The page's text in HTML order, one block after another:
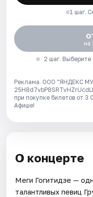
1 шаг.
на
2 шаг.
Реклама. ООО "ЯНДЕКС
при покупке билетов от 3
Афише!
О концерте
Меги Гогитидзе —
талантливых певиц